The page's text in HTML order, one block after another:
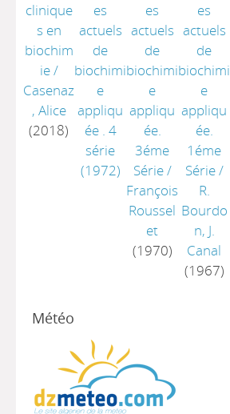
clinique
s en
biochim
ie/
Casenaz
, Alice
(2018)
es
actuels
de
biochimi
e
appliqu
ée . 4
série
(1972)
es
actuels
de
biochimi
e
appliqu
ée.
3éme
Série/
François
Roussel
et
(1970)
es
actuels
de
biochimi
e
appliqu
ée.
1éme
Série/
R.
Bourdo
n, J.
Canal
(1967)
Météo